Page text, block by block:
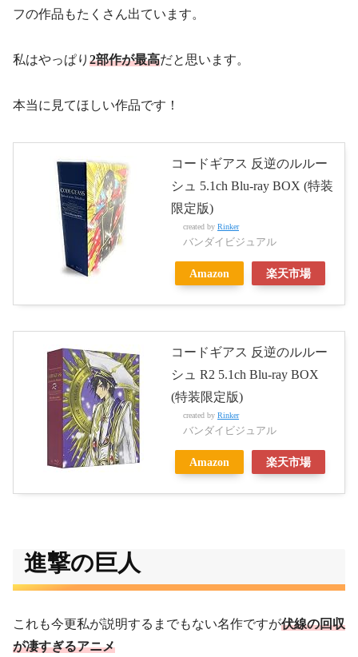
フの作品もたくさん出ています。
私はやっぱり 2部作が最高だと思います。
本当に見てほしい作品です！
コードギアス 反逆のルルー
シュ 5.1ch Blu-ray BOX (特装
限定版)
created by Rinker
バンダイビジュアル
Amazon 楽天市場
コードギアス 反逆のルルー
シュ R2 5.1ch Blu-ray BOX
(特装限定版)
created by Rinker
バンダイビジュアル
Amazon 楽天市場
進撃の巨人
これも今更私が説明するまでもない名作ですが伏線の回収
が凄すぎるアニメ